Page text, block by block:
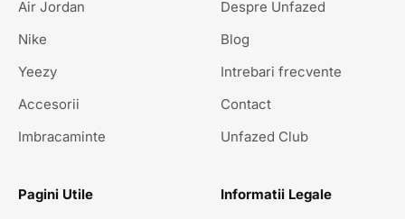
Air Jordan
Nike
Yeezy
Accesorii
Imbracaminte
Despre Unfazed
Blog
Intrebari frecvente
Contact
Unfazed Club
Pagini Utile Informatii Legale